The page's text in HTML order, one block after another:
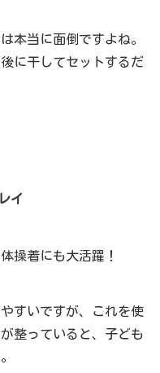
本当に面倒ですよね。
に干してセットするだ
イ
操着にも大活躍！
すいですが、これを使
整っていると、子ども